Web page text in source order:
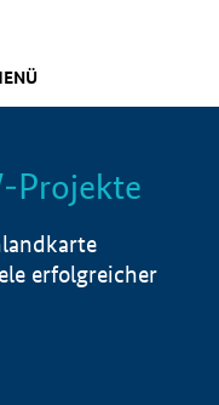
Info
Projekte
erfolgreicher